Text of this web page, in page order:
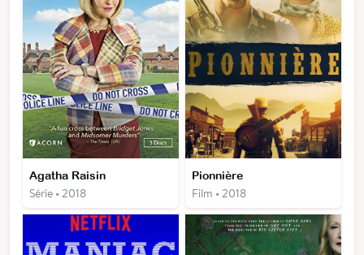
Agatha Raisin
Série • 2018
Pionnière
Film • 2018